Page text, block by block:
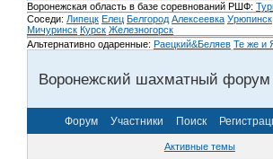
Воронежская область в базе соревнований РШФ:
Соседи: Липецк Елец Белгород Алексеевка Урюпинск
Мичуринск Курск Железногорск
Альтернативно одаренные: Раецкий&Беляев Те же и
Воронежский шахматный форум
Форум Участники Поиск
Активные темы